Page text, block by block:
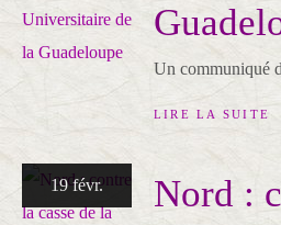
Un communiqué
LIRE LA SUITE
19 févr.
Nord :